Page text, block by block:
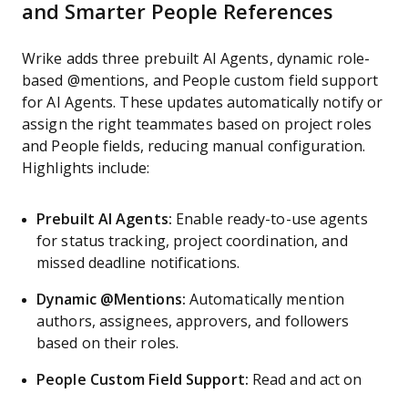
and Smarter People References
Wrike adds three prebuilt AI Agents, dynamic role-
based @mentions, and People custom field support
for AI Agents. These updates automatically notify or
assign the right teammates based on project roles
and People fields, reducing manual configuration.
Highlights include:
Prebuilt AI Agents: Enable ready-to-use agents
for status tracking, project coordination, and
missed deadline notifications.
Dynamic @Mentions: Automatically mention
authors, assignees, approvers, and followers
based on their roles.
People Custom Field Support: Read and act on